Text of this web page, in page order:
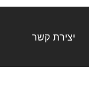
יצירת קשר